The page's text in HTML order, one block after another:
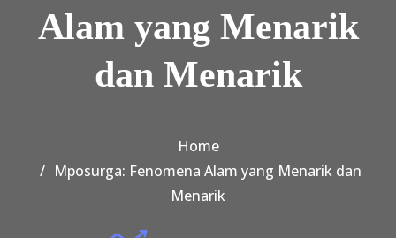
Alam yang Menarik
dan Menarik
Home
Mposurga: Fenomena Alam yang Menarik dan
Menarik